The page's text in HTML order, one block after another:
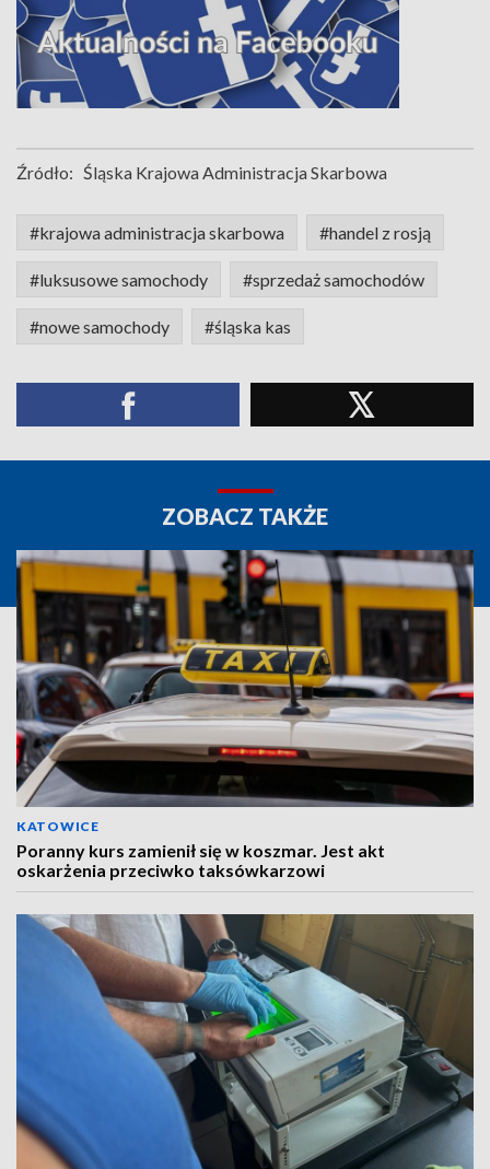
Źródło: Śląska Krajowa Administracja Skarbowa
#krajowa administracja skarbowa #handel z rosją
#luksusowe samochody #sprzedaż samochodów
#nowe samochody #śląska kas
ZOBACZ TAKŻE
KATOWICE
Poranny kurs zamienił się w koszmar. Jest akt
oskarżenia przeciwko taksówkarzowi